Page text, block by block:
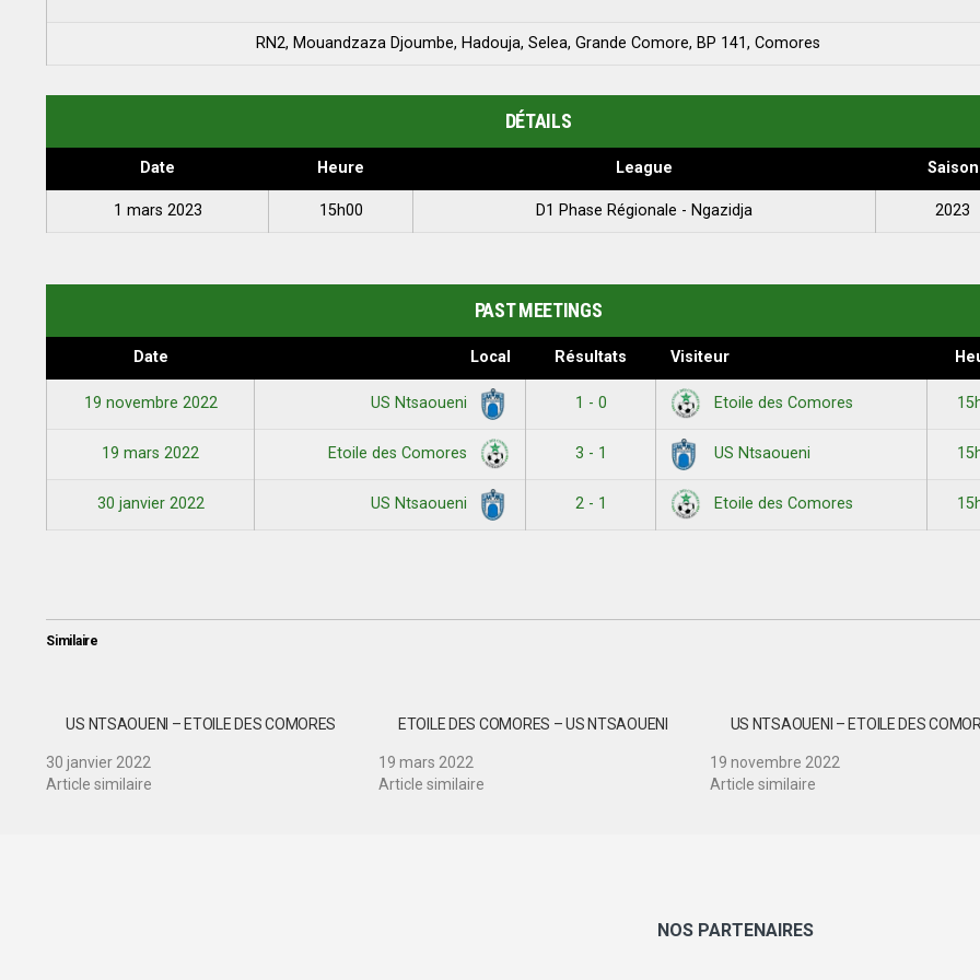
RN2, Mouandzaza Djoumbe, Hadouja, Selea, Grande Comore, BP 141, Comores
DÉTAILS
Date Heure League Saison
1 mars 2023 15h00 D1 Phase Régionale - Ngazidja 2023
PAST MEETINGS
Date Local Résultats Visiteur
19 novembre 2022 US Ntsaoueni 1 - 0 Etoile des Comores
19 mars 2022 Etoile des Comores 3 - 1 US Ntsaoueni
30 janvier 2022 US Ntsaoueni 2 - 1 Etoile des Comores
Similaire
US NTSAOUENI – ETOILE DES COMORES
30 janvier 2022
Article similaire
ETOILE DES COMORES – US NTSAOUENI
19 mars 2022
Article similaire
US NTSAOUENI – ETOILE DES
19 novembre 2022
Article similaire
NOS PARTENAIRES